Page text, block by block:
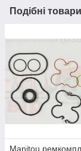
Подібні
Manitou